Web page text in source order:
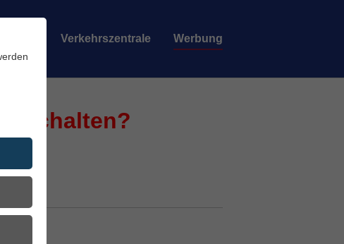
Verkehrszentrale Werbung
schalten?